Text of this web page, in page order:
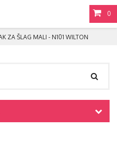
0
ZA ŠLAG MALI - N101 WILTON